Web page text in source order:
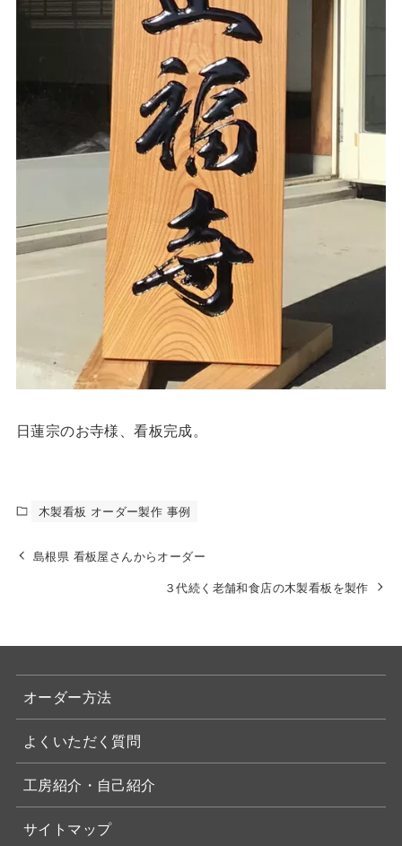
日蓮宗のお寺様、看板完成。
木製看板 オーダー製作 事例
島根県 看板屋さんからオーダー
３代続く老舗和食店の木製看板を製作
オーダー方法
よくいただく質問
工房紹介・自己紹介
サイトマップ